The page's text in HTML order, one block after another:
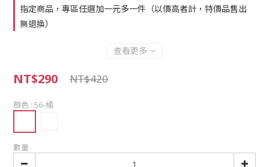
指定商品，專區任選加一元多一件（以價高者計，特價品售出
無退換）
查看更多
NT$290 NT$420
顏色 : 56-橘
數量